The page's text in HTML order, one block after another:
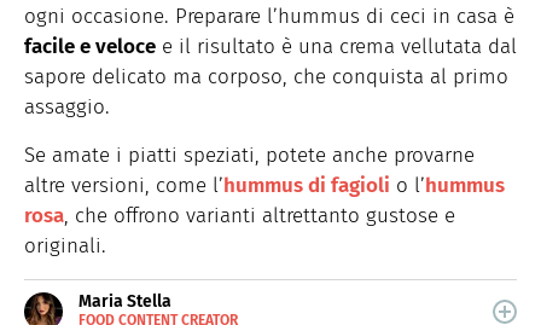
ogni occasione. Preparare l’hummus di ceci in casa è
facile e veloce e il risultato è una crema vellutata dal
sapore delicato ma corposo, che conquista al primo
assaggio.
Se amate i piatti speziati, potete anche provarne
altre versioni, come l’hummus di fagioli o l’hummus
rosa, che offrono varianti altrettanto gustose e
originali.
Maria Stella
FOOD CONTENT CREATOR